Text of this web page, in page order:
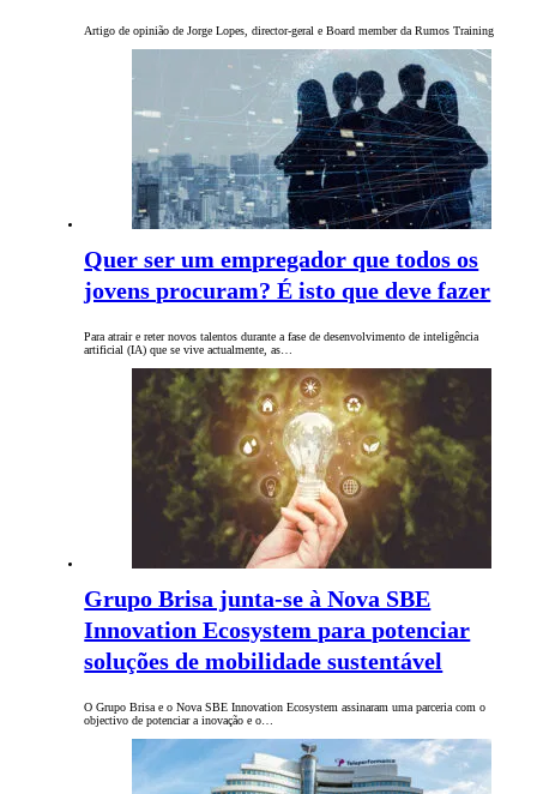
Artigo de opinião de Jorge Lopes, director-geral e Board member da Rumos Training
Quer ser um empregador que todos os
jovens procuram? É isto que deve fazer
Para atrair e reter novos talentos durante a fase de desenvolvimento de inteligência
artificial (IA) que se vive actualmente, as…
Grupo Brisa junta-se à Nova SBE
Innovation Ecosystem para potenciar
soluções de mobilidade sustentável
O Grupo Brisa e o Nova SBE Innovation Ecosystem assinaram uma parceria com o
objectivo de potenciar a inovação e o…